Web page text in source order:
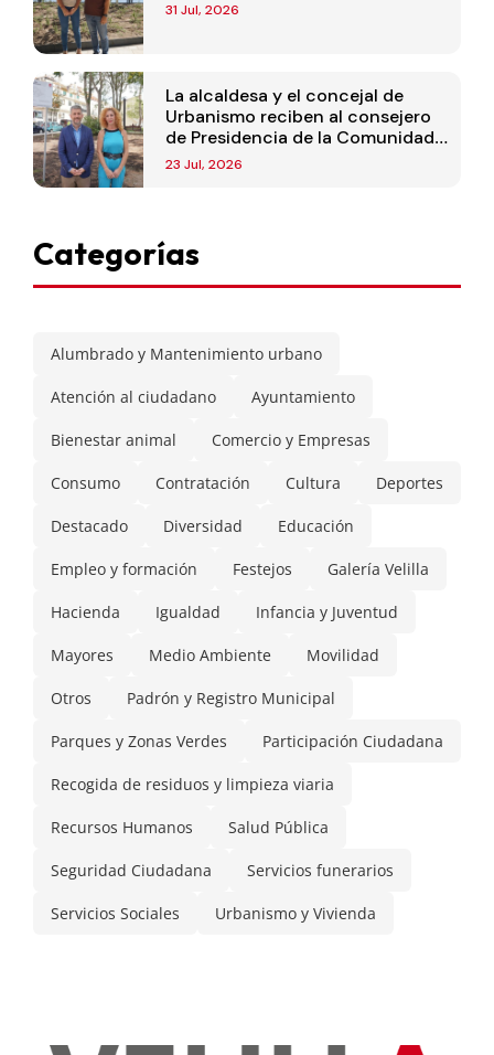
31 Jul, 2026
La alcaldesa y el concejal de
Urbanismo reciben al consejero
de Presidencia de la Comunidad
de Madrid
23 Jul, 2026
Categorías
Alumbrado y Mantenimiento urbano
Atención al ciudadano Ayuntamiento
Bienestar animal Comercio y Empresas
Consumo Contratación Cultura Deportes
Destacado Diversidad Educación
Empleo y formación Festejos Galería Velilla
Hacienda Igualdad Infancia y Juventud
Mayores Medio Ambiente Movilidad
Otros Padrón y Registro Municipal
Parques y Zonas Verdes Participación Ciudadana
Recogida de residuos y limpieza viaria
Recursos Humanos Salud Pública
Seguridad Ciudadana Servicios funerarios
Servicios Sociales Urbanismo y Vivienda